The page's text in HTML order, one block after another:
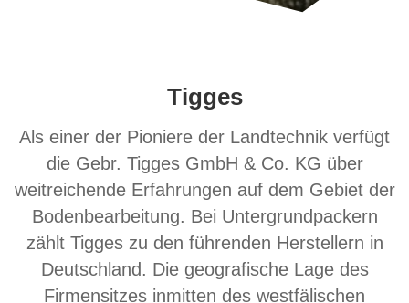
Tigges
Als einer der Pioniere der Landtechnik verfügt
die Gebr. Tigges GmbH & Co. KG über
weitreichende Erfahrungen auf dem Gebiet der
Bodenbearbeitung. Bei Untergrundpackern
zählt Tigges zu den führenden Herstellern in
Deutschland. Die geografische Lage des
Firmensitzes inmitten des westfälischen